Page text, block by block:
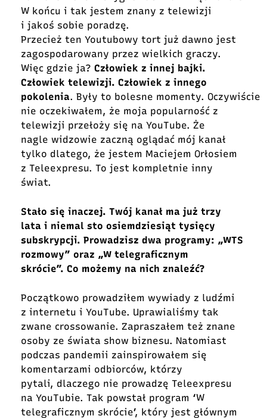
W końcu i tak jestem znany z telewizji
i jakoś sobie poradzę.
Przecież ten Youtubowy tort już dawno jest
zagospodarowany przez wielkich graczy.
Więc gdzie ja? Człowiek z innej bajki.
Człowiek telewizji. Człowiek z innego
pokolenia. Były to bolesne momenty. Oczywiście
nie oczekiwałem, że moja popularność z
telewizji przełoży się na YouTube. Że
nagle widzowie zaczną oglądać mój kanał
tylko dlatego, że jestem Maciejem Orłosiem
z Teleexpresu. To jest kompletnie inny
świat.
Stało się inaczej. Twój kanał ma już trzy
lata i niemal sto osiemdziesiąt tysięcy
subskrypcji. Prowadzisz dwa programy: „WTS
rozmowy” oraz „W telegraficznym
skrócie”. Co możemy na nich znaleźć?
Początkowo prowadziłem wywiady z ludźmi
z internetu i YouTube. Uprawialiśmy tak
zwane crossowanie. Zapraszałem też znane
osoby ze świata show biznesu. Natomiast
podczas pandemii zainspirowałem się
komentarzami odbiorców, którzy
pytali, dlaczego nie prowadzę Teleexpresu
na YouTubie. Tak powstał program ‘W
telegraficznym skrócie’, który jest głównym